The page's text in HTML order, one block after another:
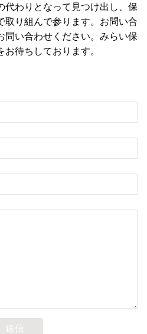
代わりとなって見つけ出し、保
取り組んで参ります。お問い合
問い合わせください。みらい保
待ちしております。